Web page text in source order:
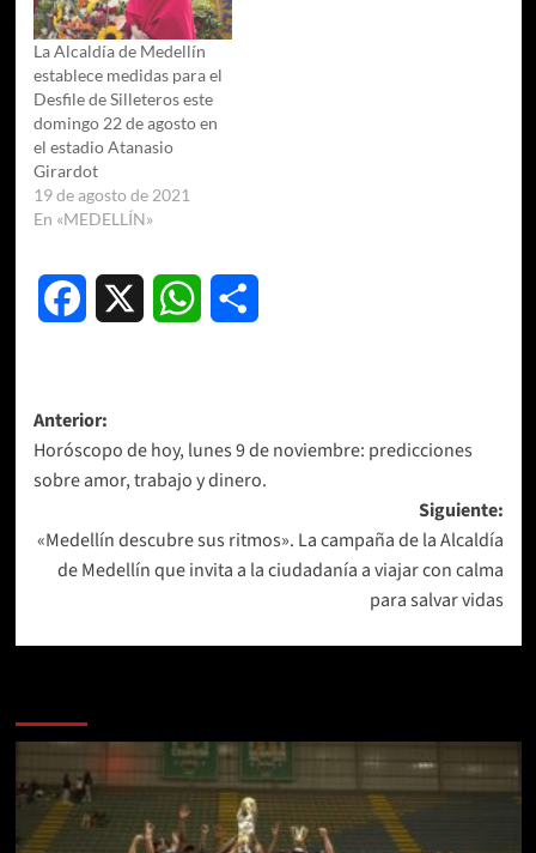
La Alcaldía de Medellín
establece medidas para el
Desfile de Silleteros este
domingo 22 de agosto en
el estadio Atanasio
Girardot
19 de agosto de 2021
En «MEDELLÍN»
Facebook WhatsApp
Navegación
de
entradas
Anterior:
Horóscopo de hoy, lunes 9 de noviembre: predicciones
sobre amor, trabajo y dinero.
Siguiente:
«Medellín descubre sus ritmos». La campaña de la Alcaldía
de Medellín que invita a la ciudadanía a viajar con calma
para salvar vidas